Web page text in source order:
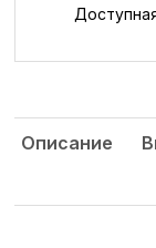
Описание